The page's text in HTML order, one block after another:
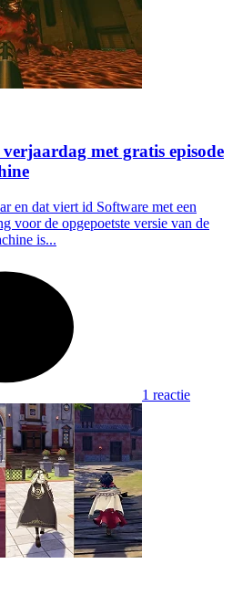
met gratis episode
en dat viert id Software met een
voor de opgepoetste versie van de
is...
1 reactie